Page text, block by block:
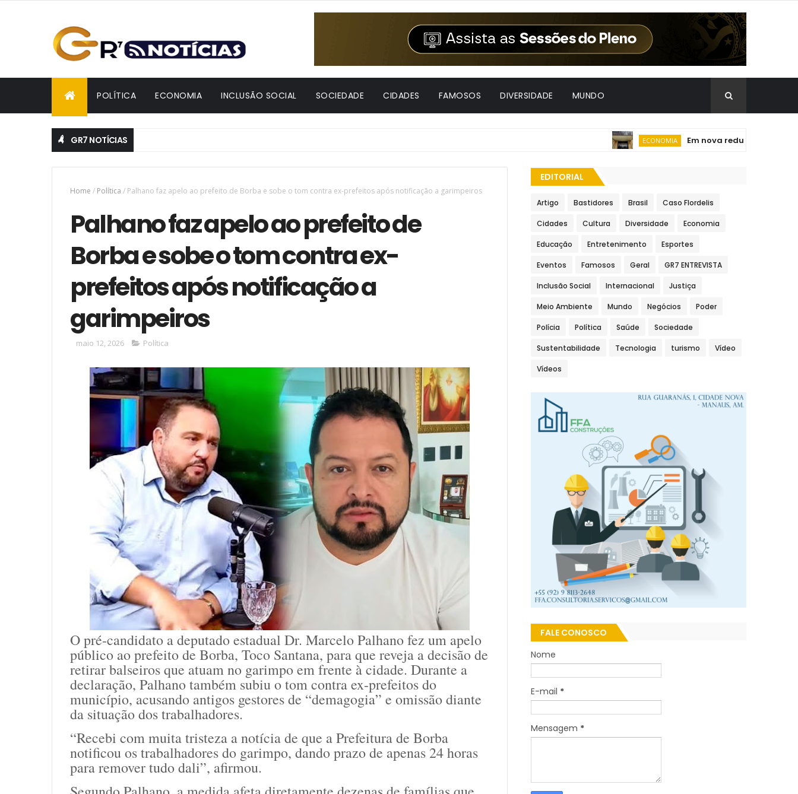
POLÍTICA ECONOMIA INCLUSÃO SOCIAL SOCIEDADE CIDADES FAMOSOS DIVERSIDADE MUNDO
GR7 NOTÍCIAS ECONOMIA Em nova redução, Copom
Home / Política / Palhano faz apelo ao prefeito de Borba e sobe o tom contra ex-prefeitos após notificação a garimpeiros
Palhano faz apelo ao prefeito de
Borba e sobe o tom contra ex-
prefeitos após notificação a
garimpeiros
maio 12, 2026 Política
O pré-candidato a deputado estadual Dr. Marcelo Palhano fez um apelo
público ao prefeito de Borba, Toco Santana, para que reveja a decisão de
retirar balseiros que atuam no garimpo em frente à cidade. Durante a
declaração, Palhano também subiu o tom contra ex-prefeitos do
município, acusando antigos gestores de “demagogia” e omissão diante
da situação dos trabalhadores.
“Recebi com muita tristeza a notícia de que a Prefeitura de Borba
notificou os trabalhadores do garimpo, dando prazo de apenas 24 horas
para remover tudo dali”, afirmou.
EDITORIAL
Artigo Bastidores Brasil Caso Flordelis
Cidades Cultura Diversidade Economia
Educação Entretenimento Esportes
Eventos Famosos Geral GR7 ENTREVISTA
Inclusão Social Internacional Justiça
Meio Ambiente Mundo Negócios Poder
Polícia Política Saúde Sociedade
Sustentabilidade Tecnologia turismo Vídeo
Vídeos
FALE CONOSCO
Nome
E-mail *
Mensagem *